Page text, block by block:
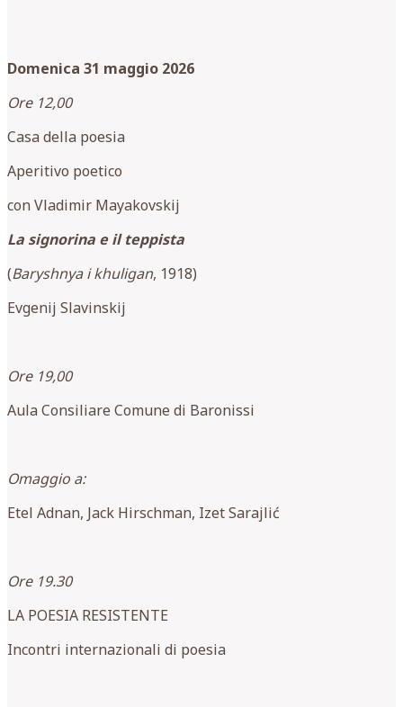
Domenica 31 maggio 2026
Ore 12,00
Casa della poesia
Aperitivo poetico
con Vladimir Mayakovskij
La signorina e il teppista
(Baryshnya i khuligan, 1918)
Evgenij Slavinskij
Ore 19,00
Aula Consiliare Comune di Baronissi
Omaggio a:
Etel Adnan, Jack Hirschman, Izet Sarajlić
Ore 19.30
LA POESIA RESISTENTE
Incontri internazionali di poesia